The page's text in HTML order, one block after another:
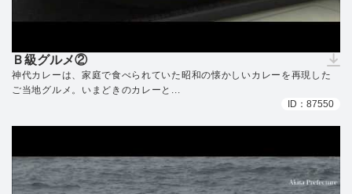
Ｂ級グルメ②
（ダウンロードできません）
神代カレーは、家庭で食べられていた昭和の懐かしいカレーを再現した
ご当地グルメ。いまどきのカレーと...
ID：87550